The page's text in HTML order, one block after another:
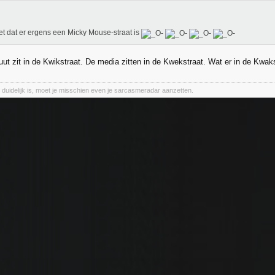
dat er ergens een Micky Mouse-straat is
zit in de Kwikstraat. De media zitten in de Kwekstraat. Wat er in de
duidelijk is, moet je misschien even je sarcasmeradar aanzetten.